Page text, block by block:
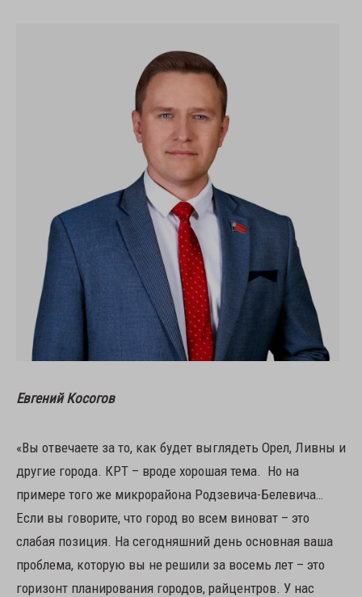
Евгений Косогов
«Вы отвечаете за то, как будет выглядеть Орел, Ливны и
другие города. КРТ – вроде хорошая тема. Но на
примере того же микрорайона Родзевича-Белевича…
Если вы говорите, что город во всем виноват – это
слабая позиция. На сегодняшний день основная ваша
проблема, которую вы не решили за восемь лет – это
горизонт планирования городов, райцентров. У нас